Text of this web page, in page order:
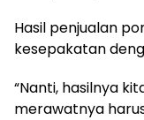
Hasil penjualan
kesepakatan
“Nanti, hasilnya
merawatnya